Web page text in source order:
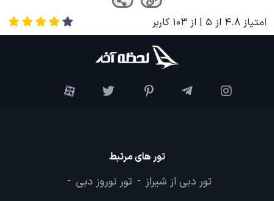
امتیاز 4.8 از 5 | از 103 کاربر
تور های مرتبط
تور دبی از شیراز - تور نوروز دبی -